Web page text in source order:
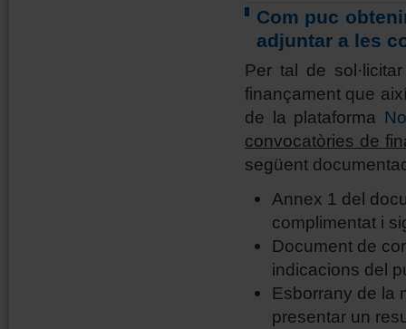
Com puc
adjuntar a les
Per tal de
finançament que
de la plataforma
convocatòries de
següent
Annex 1 del
complimentat i
Document de
indicacions del
Esborrany de la
presentar un